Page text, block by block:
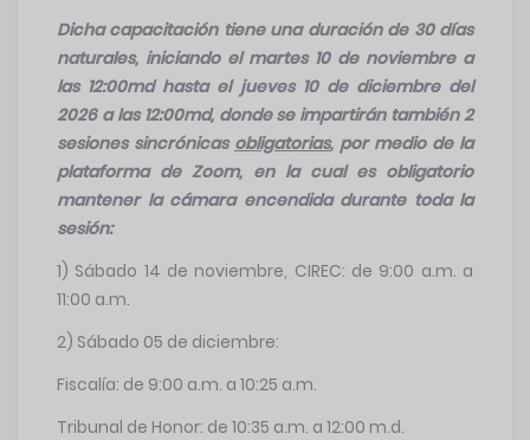
Dicha capacitación tiene una duración de 30 días
naturales, iniciando el martes 10 de noviembre a
las 12:00md hasta el jueves 10 de diciembre del
2026 a las 12:00md, donde se impartirán también 2
sesiones sincrónicas obligatorias, por medio de la
plataforma de Zoom, en la cual es obligatorio
mantener la cámara encendida durante toda la
sesión:
1) Sábado 14 de noviembre, CIREC: de 9:00 a.m. a
11:00 a.m.
2) Sábado 05 de diciembre:
Fiscalía: de 9:00 a.m. a 10:25 a.m.
Tribunal de Honor: de 10:35 a.m. a 12:00 m.d.